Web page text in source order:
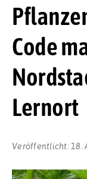
Code
Lernort
Veröffentlicht: 18.